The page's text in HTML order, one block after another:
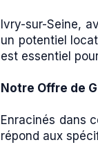
Ivry-sur-Seine,
un potentiel
est essentiel
Notre Offre de
Enracinés dans
répond aux